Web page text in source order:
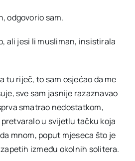
odgovorio sam.
ali jesi li musliman, insistirala
tu riječ, to sam osjećao da me
sve sam jasnije razaznavao
smatrao nedostatkom,
u svijetlu tačku koja
mnom, poput mjeseca što je
između okolnih solitera.